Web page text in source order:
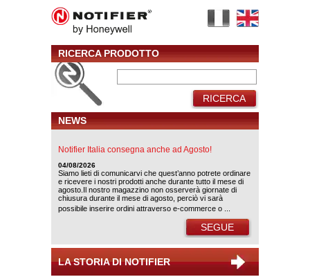
RICERCA PRODOTTO
RICERCA
NEWS
Notifier Italia consegna anche ad Agosto!
04/08/2026
Siamo lieti di comunicarvi che quest’anno potrete ordinare
e ricevere i nostri prodotti anche durante tutto il mese di
agosto.Il nostro magazzino non osserverà giornate di
chiusura durante il mese di agosto, perciò vi sarà
possibile inserire ordini attraverso e-commerce o ...
SEGUE
LA STORIA DI NOTIFIER